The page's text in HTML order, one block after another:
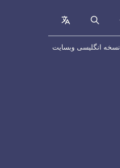
Search
collapsed
نسخه انگلیسی وبسایت